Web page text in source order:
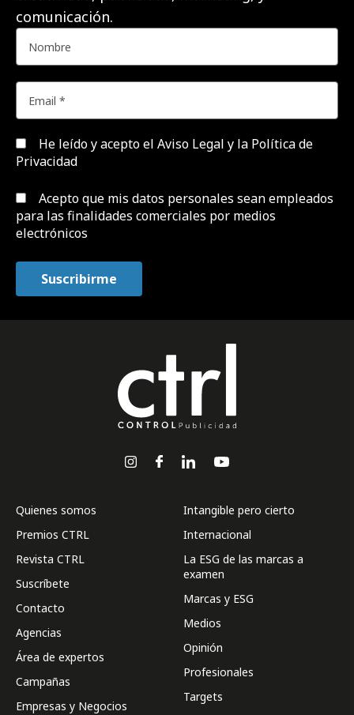
comunicación.
He leído y acepto el Aviso Legal y la Política de
Privacidad
Acepto que mis datos personales sean empleados
para las finalidades comerciales por medios
electrónicos
Quienes somos
Premios CTRL
Revista CTRL
Suscríbete
Contacto
Agencias
Área de expertos
Campañas
Empresas y Negocios
Intangible pero cierto
Internacional
La ESG de las marcas a
examen
Marcas y ESG
Medios
Opinión
Profesionales
Targets